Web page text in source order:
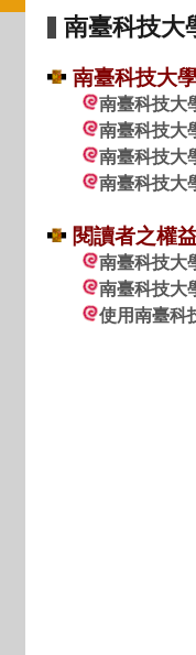
南臺科技大
南臺科技大
南臺科技大
南臺科技大
南臺科技大
南臺科技大
閱讀者之權
南臺科技大
南臺科技大
使用南臺科